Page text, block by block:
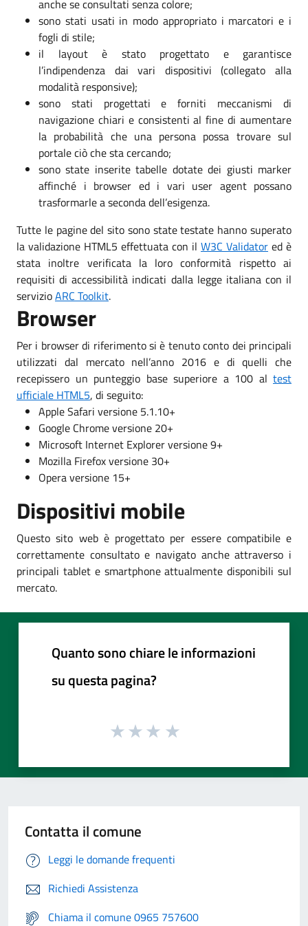
anche se consultati senza colore;
sono stati usati in modo appropriato i marcatori e i
fogli di stile;
il layout è stato progettato e garantisce
l’indipendenza dai vari dispositivi (collegato alla
modalità responsive);
sono stati progettati e forniti meccanismi di
navigazione chiari e consistenti al fine di aumentare
la probabilità che una persona possa trovare sul
portale ciò che sta cercando;
sono state inserite tabelle dotate dei giusti marker
affinché i browser ed i vari user agent possano
trasformarle a seconda dell’esigenza.
Tutte le pagine del sito sono state testate hanno superato
la validazione HTML5 effettuata con il W3C Validator ed è
stata inoltre verificata la loro conformità rispetto ai
requisiti di accessibilità indicati dalla legge italiana con il
servizioARC Toolkit.
Browser
Per i browser di riferimento si è tenuto conto dei principali
utilizzati dal mercato nell’anno 2016 e di quelli che
recepissero un punteggio base superiore a 100 al test
ufficiale HTML5, di seguito:
Apple Safari versione 5.1.10+
Google Chrome versione 20+
Microsoft Internet Explorer versione 9+
Mozilla Firefox versione 30+
Opera versione 15+
Dispositivi mobile
Questo sito web è progettato per essere compatibile e
correttamente consultato e navigato anche attraverso i
principali tablet e smartphone attualmente disponibili sul
mercato.
Quanto sono chiare le informazioni
su questa pagina?
Contatta il comune
Leggi le domande frequenti
Richiedi Assistenza
Chiama il comune 0965 757600